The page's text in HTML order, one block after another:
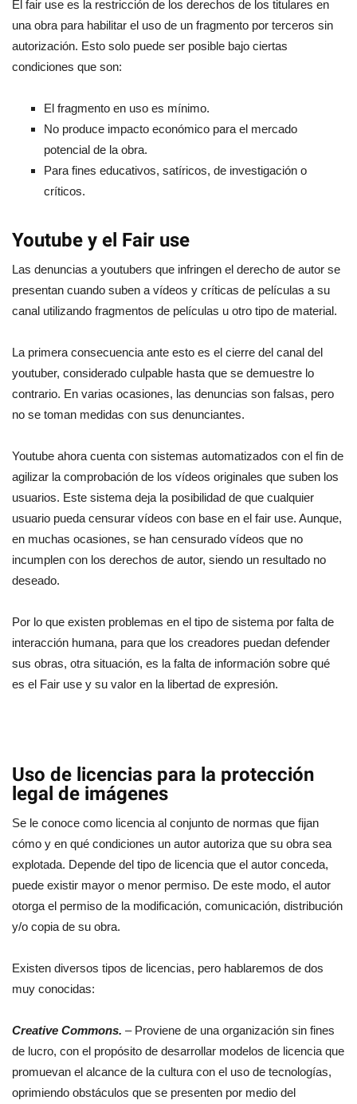
El fair use es la restricción de los derechos de los titulares en
una obra para habilitar el uso de un fragmento por terceros sin
autorización. Esto solo puede ser posible bajo ciertas
condiciones que son:
El fragmento en uso es mínimo.
No produce impacto económico para el mercado
potencial de la obra.
Para fines educativos, satíricos, de investigación o
críticos.
Youtube y el Fair use
Las denuncias a youtubers que infringen el derecho de autor se
presentan cuando suben a vídeos y críticas de películas a su
canal utilizando fragmentos de películas u otro tipo de material.
La primera consecuencia ante esto es el cierre del canal del
youtuber, considerado culpable hasta que se demuestre lo
contrario. En varias ocasiones, las denuncias son falsas, pero
no se toman medidas con sus denunciantes.
Youtube ahora cuenta con sistemas automatizados con el fin de
agilizar la comprobación de los vídeos originales que suben los
usuarios. Este sistema deja la posibilidad de que cualquier
usuario pueda censurar vídeos con base en el fair use. Aunque,
en muchas ocasiones, se han censurado vídeos que no
incumplen con los derechos de autor, siendo un resultado no
deseado.
Por lo que existen problemas en el tipo de sistema por falta de
interacción humana, para que los creadores puedan defender
sus obras, otra situación, es la falta de información sobre qué
es el Fair use y su valor en la libertad de expresión.
Uso de licencias para la protección
legal de imágenes
Se le conoce como licencia al conjunto de normas que fijan
cómo y en qué condiciones un autor autoriza que su obra sea
explotada. Depende del tipo de licencia que el autor conceda,
puede existir mayor o menor permiso. De este modo, el autor
otorga el permiso de la modificación, comunicación, distribución
y/o copia de su obra.
Existen diversos tipos de licencias, pero hablaremos de dos
muy conocidas:
Creative Commons. – Proviene de una organización sin fines
de lucro, con el propósito de desarrollar modelos de licencia que
promuevan el alcance de la cultura con el uso de tecnologías,
oprimiendo obstáculos que se presenten por medio del